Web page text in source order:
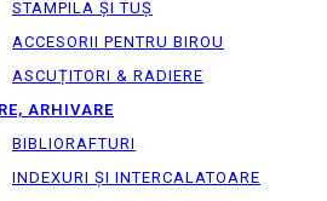
STAMPILA ȘI TUȘ
ACCESORII PENTRU BIROU
ASCUȚITORI & RADIERE
ARHIVARE
BIBLIORAFTURI
INDEXURI ȘI INTERCALATOARE